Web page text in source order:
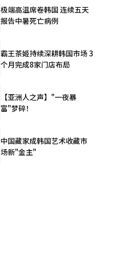
极端高温席卷韩国 连续五天
报告中暑死亡病例
霸王茶姬持续深耕韩国市场 3
个月完成8家门店布局
【亚洲人之声】"一夜暴
富"梦碎！
中国藏家成韩国艺术收藏市
场新"金主"